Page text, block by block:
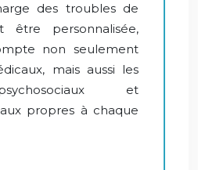
des troubles de
être personnalisée,
non seulement
mais aussi les
et
propres à chaque